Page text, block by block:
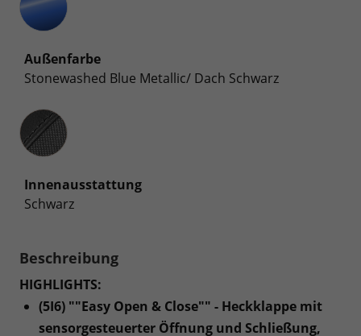
Außenfarbe
Stonewashed Blue Metallic/ Dach Schwarz
Innenausstattung
Innenausstattung
Schwarz
Beschreibung
HIGHLIGHTS:
(5I6) ""Easy Open & Close"" - Heckklappe mit
sensorgesteuerter Öffnung und Schließung,